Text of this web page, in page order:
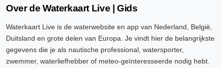
Over de Waterkaart Live | Gids
Waterkaart Live is de waterwebsite en app van Nederland, België,
Duitsland en grote delen van Europa. Je vindt hier de belangrijkste
gegevens die je als nautische professional, watersporter,
zwemmer, waterliefhebber of meteo-geïnteresseerde nodig hebt.